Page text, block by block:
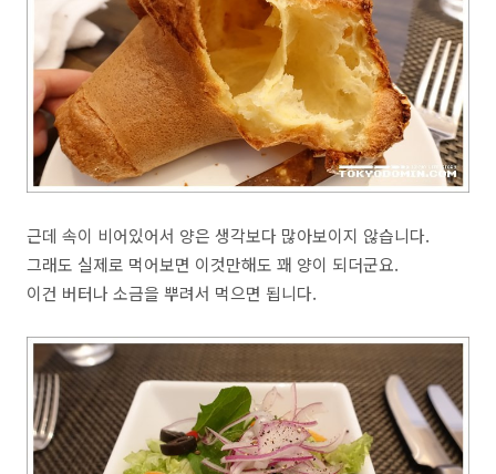
근데 속이 비어있어서 양은 생각보다 많아보이지 않습니다.
그래도 실제로 먹어보면 이것만해도 꽤 양이 되더군요.
이건 버터나 소금을 뿌려서 먹으면 됩니다.